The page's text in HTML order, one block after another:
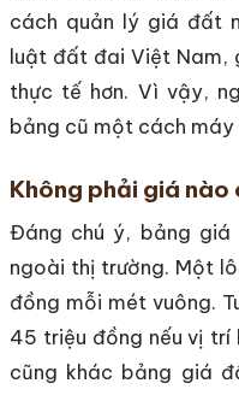
cách quản lý giá đất
luật đất đai Việt Nam,
thực tế hơn. Vì vậy,
bảng cũ một cách máy
Không phải giá nào
Đáng chú ý, bảng giá
ngoài thị trường. Một
đồng mỗi mét vuông.
45 triệu đồng nếu vị
cũng khác bảng giá